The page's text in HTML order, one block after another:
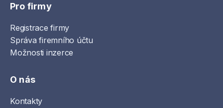
Pro firmy
Registrace firmy
Správa firemního účtu
Možnosti inzerce
O nás
Kontakty